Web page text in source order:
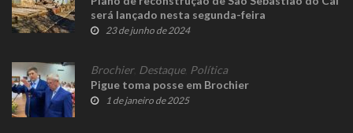
será lançado nesta segunda-feira
23 de junho de 2024
Brochier, Destaque, Política
Pigue toma posse em Brochier
1 de janeiro de 2025